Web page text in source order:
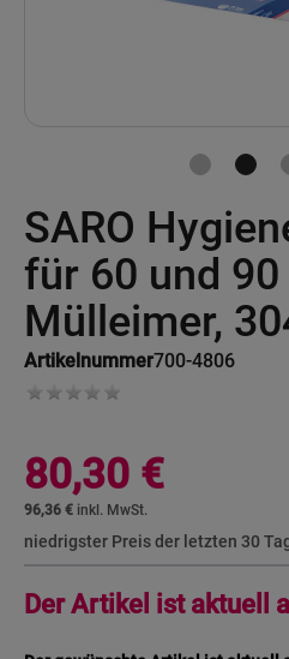
SARO
für 60 und 90
Mülleimer,
Artikelnummer700-4806
to
the
beginning
images
gallery
96,36 €
80,30 €
niedrigster Preis der letzten 30
Der Artikel ist aktuell